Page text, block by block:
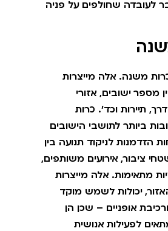
לעובדה שחולפים על פניה
משנה. אלה מייצרות
מספר ישובים, אזורי
תיירות וכד'. כרות
ביותר לתושבי הישובים
הזדמנות לניקוד תנועה בין
ציבור, אירועים משותפים,
מתאימות. אלה מייצרות
יכולות לשמש מוקד
אופניים – שכן הן
לפעילות אנושית